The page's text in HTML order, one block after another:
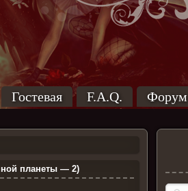
Гостевая F.A.Q. Форум
планеты — 2)